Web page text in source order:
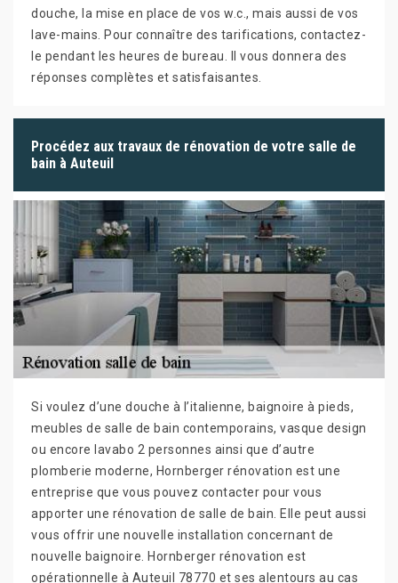
douche, la mise en place de vos w.c., mais aussi de vos
lave-mains. Pour connaître des tarifications, contactez-
le pendant les heures de bureau. Il vous donnera des
réponses complètes et satisfaisantes.
Procédez aux travaux de rénovation de votre salle de
bain à Auteuil
Si voulez d’une douche à l’italienne, baignoire à pieds,
meubles de salle de bain contemporains, vasque design
ou encore lavabo 2 personnes ainsi que d’autre
plomberie moderne, Hornberger rénovation est une
entreprise que vous pouvez contacter pour vous
apporter une rénovation de salle de bain. Elle peut aussi
vous offrir une nouvelle installation concernant de
nouvelle baignoire. Hornberger rénovation est
opérationnelle à Auteuil 78770 et ses alentours au cas